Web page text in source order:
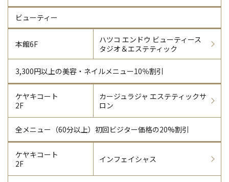
ビューティー
本館6F
ハツコ エンドウ ビューティース
タジオ＆エステティック
3,300円以上の美容・ネイルメニュー10％割引
ケヤキコート
2F
カージュラジャ エステティックサ
ロン
全メニュー（60分以上）初回ビジター価格の20%割引
ケヤキコート
2F
インフェイシャス